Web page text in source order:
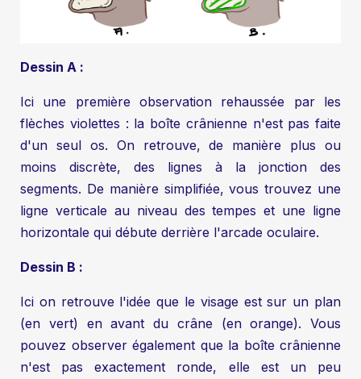
Dessin A :
Ici une première observation rehaussée par les
flèches violettes : la boîte crânienne n'est pas faite
d'un seul os. On retrouve, de manière plus ou
moins discrète, des lignes à la jonction des
segments. De manière simplifiée, vous trouvez une
ligne verticale au niveau des tempes et une ligne
horizontale qui débute derrière l'arcade oculaire.
Dessin B :
Ici on retrouve l'idée que le visage est sur un plan
(en vert) en avant du crâne (en orange). Vous
pouvez observer également que la boîte crânienne
n'est pas exactement ronde, elle est un peu